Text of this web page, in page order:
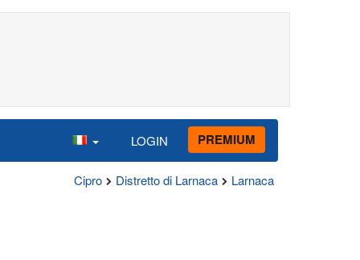
LOGIN PREMIUM
Cipro Distretto di Larnaca Larnaca